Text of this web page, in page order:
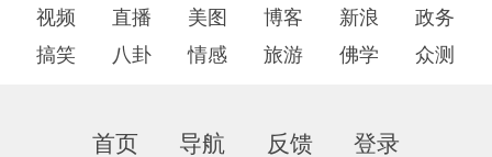
视频 直播 美图 博客 新浪
政务
搞笑
八卦 情感 旅游 佛学 众测
首页 导航 反馈 登录